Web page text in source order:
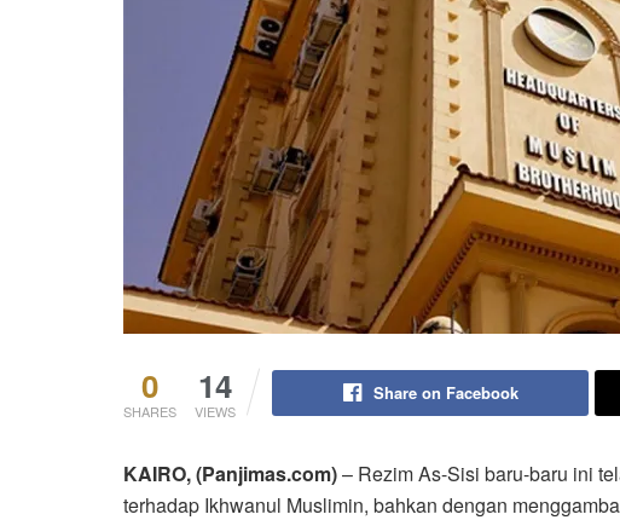
0
SHARES
14
VIEWS
Share on Facebook
KAIRO, (Panjimas.com)– Rezim As-Sisi baru-baru ini
terhadap Ikhwanul Muslimin, bahkan dengan